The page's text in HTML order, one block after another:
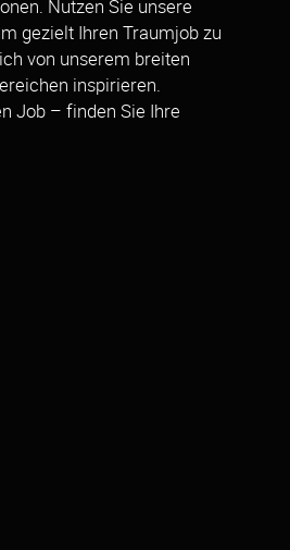
Nutzen Sie unsere
gezielt Ihren Traumjob zu
von unserem breiten
inspirieren.
Job – finden Sie Ihre